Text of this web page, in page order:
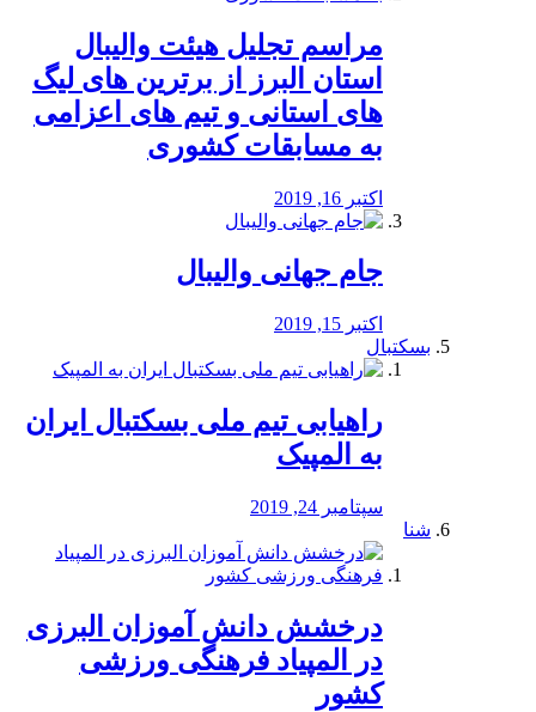
مراسم تجلیل هیئت والیبال
استان البرز از برترین های لیگ
های استانی و تیم های اعزامی
به مسابقات کشوری
اکتبر 16, 2019
جام جهانی والیبال
اکتبر 15, 2019
بسکتبال
راهیابی تیم ملی بسکتبال ایران
به المپیک
سپتامبر 24, 2019
شنا
درخشش دانش آموزان البرزی
در المپیاد فرهنگی ورزشی
کشور